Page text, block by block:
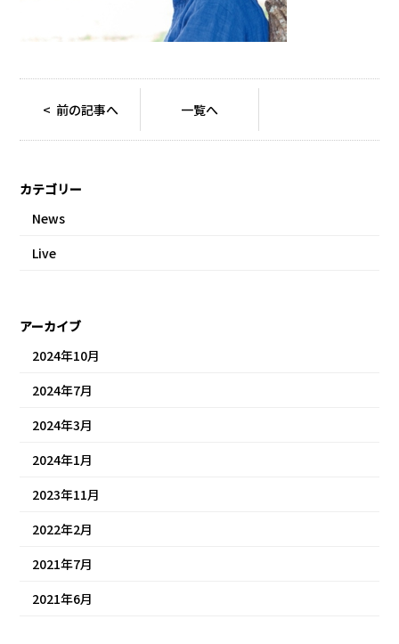
< 前の記事へ 一覧へ
カテゴリー
News
Live
アーカイブ
2024年10月
2024年7月
2024年3月
2024年1月
2023年11月
2022年2月
2021年7月
2021年6月